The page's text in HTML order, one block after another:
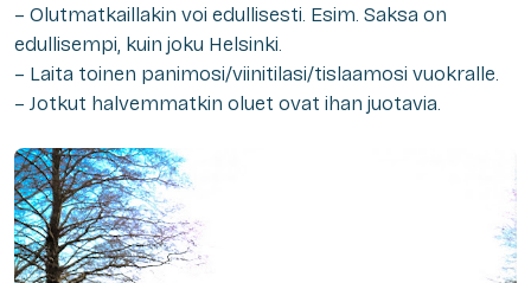
– Olutmatkaillakin voi edullisesti. Esim. Saksa on
edullisempi, kuin joku Helsinki.
– Laita toinen panimosi/viinitilasi/tislaamosi vuokralle.
– Jotkut halvemmatkin oluet ovat ihan juotavia.